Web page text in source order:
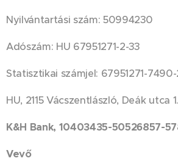
Nyilvántartási szám: 50994230
Adószám: HU 67951271-2-33
Statisztikai számjel: 67951271-7490-
HU, 2115 Vácszentlászló, Deák utca 1.
K&H Bank, 10403435-50526857-
Vevő